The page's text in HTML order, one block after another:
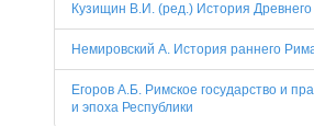
Кузищин В.И. (ред.) История
Немировский А. История раннего
Егоров А.Б. Римское государство и
и эпоха Республики